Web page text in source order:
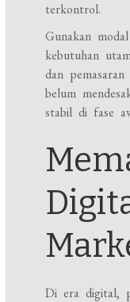
terkontrol.
Gunakan
kebutuhan
dan
belum
stabil di fase
Di era digital,